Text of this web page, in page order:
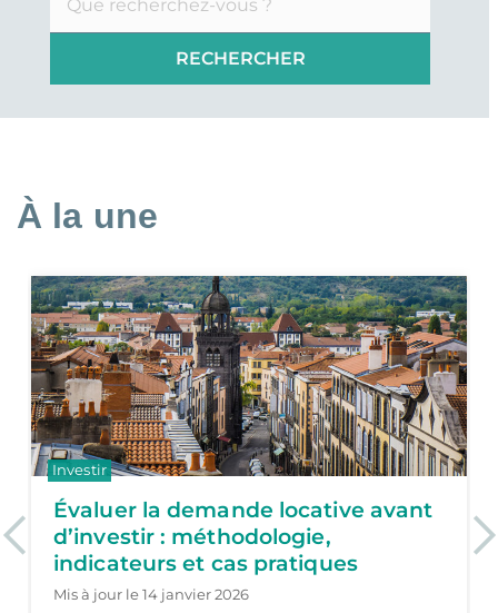
À la une
Previous
locative avant
Préparer sa retraite
panorama des
et d’investissement
Défiscaliser Locations meublées